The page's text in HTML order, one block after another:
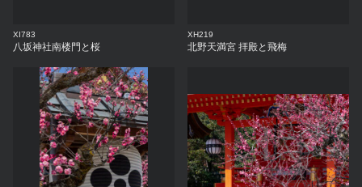
XI783
八坂神社南楼門と桜
XH219
北野天満宮 拝殿と飛梅